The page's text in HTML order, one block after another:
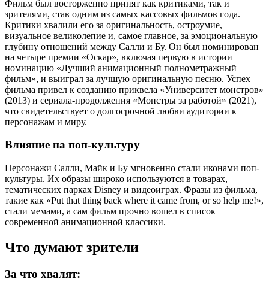
Фильм был восторженно принят как критиками, так и
зрителями, став одним из самых кассовых фильмов года.
Критики хвалили его за оригинальность, остроумие,
визуальное великолепие и, самое главное, за эмоциональную
глубину отношений между Салли и Бу. Он был номинирован
на четыре премии «Оскар», включая первую в истории
номинацию «Лучший анимационный полнометражный
фильм», и выиграл за лучшую оригинальную песню. Успех
фильма привел к созданию приквела «Университет монстров»
(2013) и сериала-продолжения «Монстры за работой» (2021),
что свидетельствует о долгосрочной любви аудитории к
персонажам и миру.
Влияние на поп-культуру
Персонажи Салли, Майк и Бу мгновенно стали иконами поп-
культуры. Их образы широко используются в товарах,
тематических парках Disney и видеоиграх. Фразы из фильма,
такие как «Put that thing back where it came from, or so help me!»,
стали мемами, а сам фильм прочно вошел в список
современной анимационной классики.
Что думают зрители
За что хвалят: